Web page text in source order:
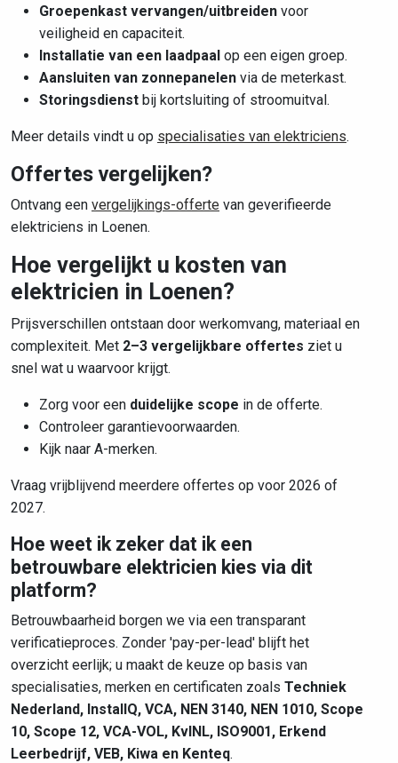
Groepenkast vervangen/uitbreiden voor
veiligheid en capaciteit.
Installatie van een laadpaal op een eigen groep.
Aansluiten van zonnepanelen via de meterkast.
Storingsdienst bij kortsluiting of stroomuitval.
Meer details vindt u op specialisaties van elektriciens.
Offertes vergelijken?
Ontvang een vergelijkings-offerte van geverifieerde
elektriciens in Loenen.
Hoe vergelijkt u kosten van
elektricien in Loenen?
Prijsverschillen ontstaan door werkomvang, materiaal en
complexiteit. Met 2–3 vergelijkbare offertes ziet u
snel wat u waarvoor krijgt.
Zorg voor een duidelijke scope in de offerte.
Controleer garantievoorwaarden.
Kijk naar A-merken.
Vraag vrijblijvend meerdere offertes op voor 2026 of
2027.
Hoe weet ik zeker dat ik een
betrouwbare elektricien kies via dit
platform?
Betrouwbaarheid borgen we via een transparant
verificatieproces. Zonder 'pay-per-lead' blijft het
overzicht eerlijk; u maakt de keuze op basis van
specialisaties, merken en certificaten zoals Techniek
Nederland, InstallQ, VCA, NEN 3140, NEN 1010, Scope
10, Scope 12, VCA-VOL, KvINL, ISO9001, Erkend
Leerbedrijf, VEB, Kiwa en Kenteq.